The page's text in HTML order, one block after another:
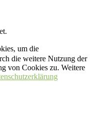
um die
die weitere Nutzung der
von Cookies zu. Weitere